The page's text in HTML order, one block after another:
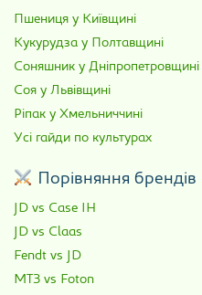
Пшениця у Київщині
Кукурудза у Полтавщині
Соняшник у Дніпропетровщині
Соя у Львівщині
Ріпак у Хмельниччині
Усі гайди по культурах
Порівняння брендів
JD vs Case IH
JD vs Claas
Fendt vs JD
МТЗ vs Foton